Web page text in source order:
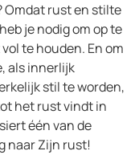
Omdat rust en stilte
je nodig om op te
te houden. En om
als innerlijk
stil te worden,
het rust vindt in
één van de
naar Zijn rust!